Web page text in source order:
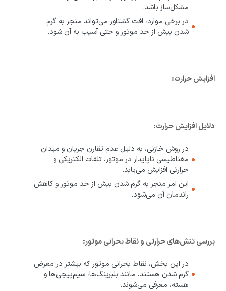
مشکل‌ساز باشد.
در برخی موارد، افت گشتاور می‌تواند منجر به گرم
شدن بیش از حد موتور و حتی آسیب به آن شود.
افزایش حرارت:
دلایل افزایش حرارت:
در روش خازنی، به دلیل عدم تقارن جریان و میدان
مغناطیسی ناپایدار در موتور، تلفات الکتریکی و
حرارتی افزایش می‌یابد.
این امر منجر به گرم شدن بیش از حد موتور و کاهش
راندمان آن می‌شود.
بررسی تنش‌های حرارتی و نقاط بحرانی موتور:
در این بخش، نقاط بحرانی موتور که بیشتر در معرض
گرم شدن هستند، مانند بلبرینگ‌ها، سیم‌پیچی‌ها و
هسته، معرفی می‌شوند.